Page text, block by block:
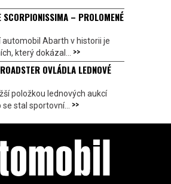
– PROLOMENÉ
automobil Abarth v historii je
který dokázal... >>
OVLÁDLA LEDNOVÉ
položkou lednových aukcí
stal sportovní... >>